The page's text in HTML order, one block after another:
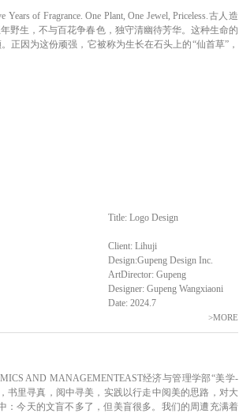
of Fragrance. One Plant, One Jewel, Priceless.古人造
野生，不与百花争春色，独守清幽待芳华。这种生命的
正因为这份顽强，它被称为生长在石头上的“仙首草”，
Title: Logo Design
Client: Lihuji
Design:Gupeng Design Inc.
ArtDirector: Gupeng
Designer: Gupeng Wangxiaoni
Date: 2024.7
>MORE
AND MANAGEMENTEAST经济与管理学部“美学-
书里寻真，阅中寻美，实践以行走中阅美的思路，对大
今天的文盲不多了，但美盲很多。我们的周遭充满着